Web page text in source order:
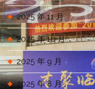
2025 年 11 月
2025 年 10 月
2025 年 9 月
2025 年 8 月